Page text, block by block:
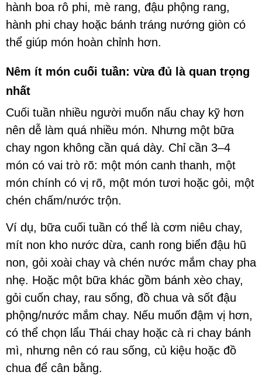
hành boa rô phi, mè rang, đậu phộng rang,
hành phi chay hoặc bánh tráng nướng giòn có
thể giúp món hoàn chỉnh hơn.
Nêm ít món cuối tuần: vừa đủ là quan trọng
nhất
Cuối tuần nhiều người muốn nấu chay kỹ hơn
nên dễ làm quá nhiều món. Nhưng một bữa
chay ngon không cần quá dày. Chỉ cần 3–4
món có vai trò rõ: một món canh thanh, một
món chính có vị rõ, một món tươi hoặc gỏi, một
chén chấm/nước trộn.
Ví dụ, bữa cuối tuần có thể là cơm niêu chay,
mít non kho nước dừa, canh rong biển đậu hũ
non, gỏi xoài chay và chén nước mắm chay pha
nhẹ. Hoặc một bữa khác gồm bánh xèo chay,
gỏi cuốn chay, rau sống, đồ chua và sốt đậu
phộng/nước mắm chay. Nếu muốn đậm vị hơn,
có thể chọn lẩu Thái chay hoặc cà ri chay bánh
mì, nhưng nên có rau sống, củ kiệu hoặc đồ
chua để cân bằng.